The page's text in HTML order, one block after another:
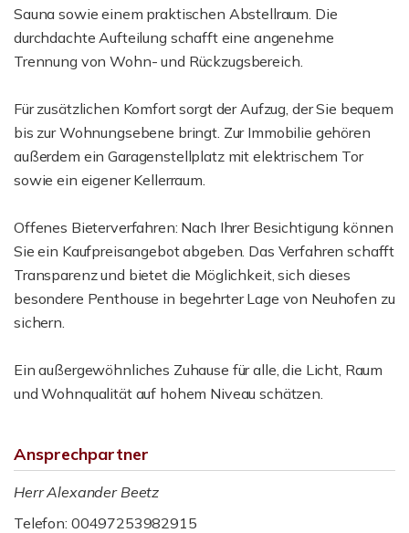
Sauna sowie einem praktischen Abstellraum. Die
durchdachte Aufteilung schafft eine angenehme
Trennung von Wohn- und Rückzugsbereich.
Für zusätzlichen Komfort sorgt der Aufzug, der Sie bequem
bis zur Wohnungsebene bringt. Zur Immobilie gehören
außerdem ein Garagenstellplatz mit elektrischem Tor
sowie ein eigener Kellerraum.
Offenes Bieterverfahren: Nach Ihrer Besichtigung können
Sie ein Kaufpreisangebot abgeben. Das Verfahren schafft
Transparenz und bietet die Möglichkeit, sich dieses
besondere Penthouse in begehrter Lage von Neuhofen zu
sichern.
Ein außergewöhnliches Zuhause für alle, die Licht, Raum
und Wohnqualität auf hohem Niveau schätzen.
Ansprechpartner
Herr Alexander Beetz
Telefon: 00497253982915